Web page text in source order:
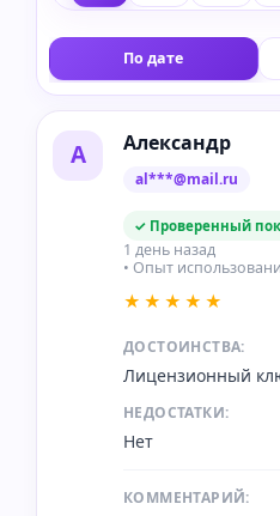
По дате
А Александр
al***@mail.ru
✓ Проверенный
1 день назад
• Опыт
★★★★★
ДОСТОИНСТВА:
Лицензионный
НЕДОСТАТКИ:
Нет
КОММЕНТАРИЙ: